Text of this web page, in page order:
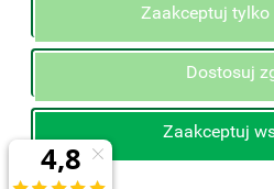
INFORMACJE
STREFA KLIENTA
O NAS
Zaakceptuj tylko
Dostosuj
Zaakceptuj